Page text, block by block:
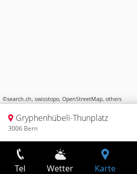
©search.ch, swisstopo, OpenStreetMap, others
Gryphenhübeli-Thunplatz
3006 Bern
Tel Wetter Karte